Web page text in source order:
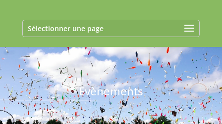
Sélectionner une page
Evènements